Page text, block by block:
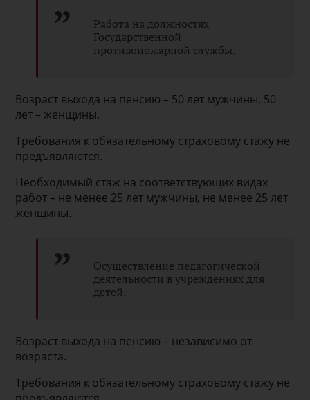
Работа на должностях
Государственной
противопожарной службы.
Возраст выхода на пенсию – 50 лет мужчины, 50
лет – женщины.
Требования к обязательному страховому стажу не
предъявляются.
Необходимый стаж на соответствующих видах
работ – не менее 25 лет мужчины, не менее 25 лет
женщины.
Осуществление педагогической
деятельности в учреждениях для
детей.
Возраст выхода на пенсию – независимо от
возраста.
Требования к обязательному страховому стажу не